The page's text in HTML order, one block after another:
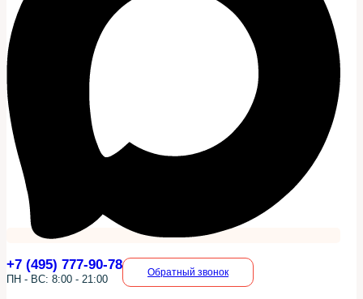
+7 (495) 777-90-78
ПН - ВС: 8:00 - 21:00
Обратный звонок